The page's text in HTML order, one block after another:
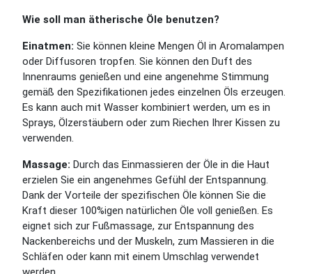
Wie soll man ätherische Öle benutzen?
Einatmen: Sie können kleine Mengen Öl in Aromalampen
oder Diffusoren tropfen. Sie können den Duft des
Innenraums genießen und eine angenehme Stimmung
gemäß den Spezifikationen jedes einzelnen Öls erzeugen.
Es kann auch mit Wasser kombiniert werden, um es in
Sprays, Ölzerstäubern oder zum Riechen Ihrer Kissen zu
verwenden.
Massage: Durch das Einmassieren der Öle in die Haut
erzielen Sie ein angenehmes Gefühl der Entspannung.
Dank der Vorteile der spezifischen Öle können Sie die
Kraft dieser 100%igen natürlichen Öle voll genießen. Es
eignet sich zur Fußmassage, zur Entspannung des
Nackenbereichs und der Muskeln, zum Massieren in die
Schläfen oder kann mit einem Umschlag verwendet